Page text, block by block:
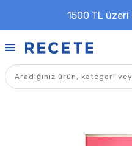
1500 TL üzeri